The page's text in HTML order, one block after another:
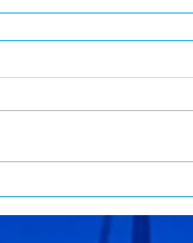
CAO à la radio